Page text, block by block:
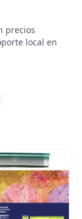
precios
local en